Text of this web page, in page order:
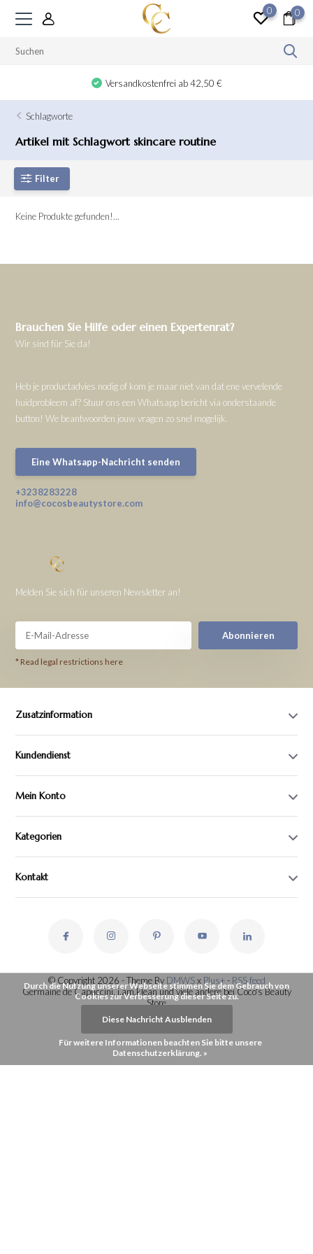
0 0
Versandkostenfrei ab 42,50 €
Schlagworte
Artikel mit Schlagwort skincare routine
Filter
Keine Produkte gefunden!...
Brauchen Sie Hilfe oder einen Expertenrat?
Wir sind für Sie da!
Heb je productadvies nodig of kom je maar niet van dat ene vervelende
huidprobleem af? Stuur ons een Whatsapp bericht via onderstaande
button! We beantwoorden jouw vragen zo snel mogelijk.
Eine Whatsapp-Nachricht senden
+3238283228
info@cocosbeautystore.com
Melden Sie sich für unseren Newsletter an!
Abonnieren
* Read legal restrictions here
Zusatzinformation
Kundendienst
Mein Konto
Kategorien
Kontakt
© Copyright 2026 - Theme By DMWSx Plus+- RSS feed
Germaine de Capuccini, i.am.klean und viele andere bei Coco's Beauty
Store
Durch die Nutzung unserer Webseite stimmen Sie dem Gebrauch von
Cookies zur Verbesserung dieser Seite zu.
Diese Nachricht Ausblenden
Für weitere Informationen beachten Sie bitte unsere
Datenschutzerklärung. »